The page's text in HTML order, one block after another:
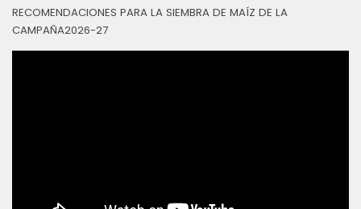
RECOMENDACIONES PARA LA SIEMBRA DE MAÍZ DE LA
CAMPAÑA2026-27